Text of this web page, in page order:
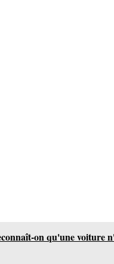
on qu'une voiture